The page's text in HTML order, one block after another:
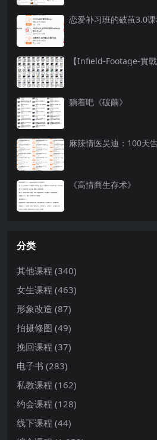
恋爱补习班的破茧3.0
【Infield-Footage-實
躺着吧《破繭》
麻辣情医吴迪：100天
《高情商生存术》
分类
其他课程 (340)
女生课程 (463)
形象改造 (87)
拍摄修图 (49)
挽回课程 (37)
电子书 (283)
私教课程 (162)
约会课程 (128)
线下课程 (44)